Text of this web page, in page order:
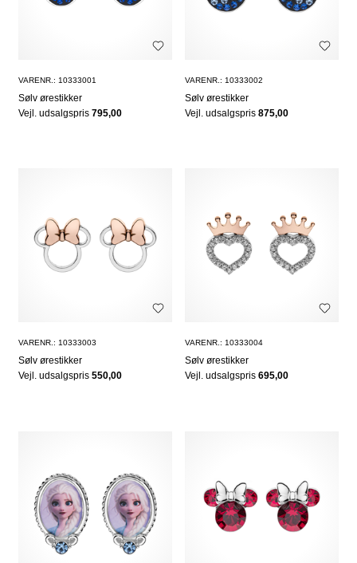
VARENR.: 10333001
Sølv ørestikker
Vejl. udsalgspris 795,00
VARENR.: 10333002
Sølv ørestikker
Vejl. udsalgspris875,00
VARENR.: 10333003
Sølv ørestikker
Vejl. udsalgspris 550,00
VARENR.: 10333004
Sølv ørestikker
Vejl. udsalgspris695,00